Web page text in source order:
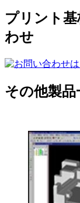
プリント
わせ
その他製品